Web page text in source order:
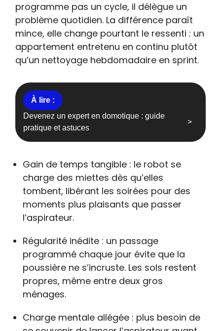
programme pas un cycle, il délègue un
problème quotidien. La différence paraît
mince, elle change pourtant le ressenti : un
appartement entretenu en continu plutôt
qu’un nettoyage hebdomadaire en sprint.
Devenez un expert en domotique : guide
pratique et astuces
Gain de temps tangible : le robot se
charge des miettes dès qu’elles
tombent, libérant les soirées pour des
moments plus plaisants que passer
l’aspirateur.
Régularité inédite : un passage
programmé chaque jour évite que la
poussière ne s’incruste. Les sols restent
propres, même entre deux gros
ménages.
Charge mentale allégée : plus besoin de